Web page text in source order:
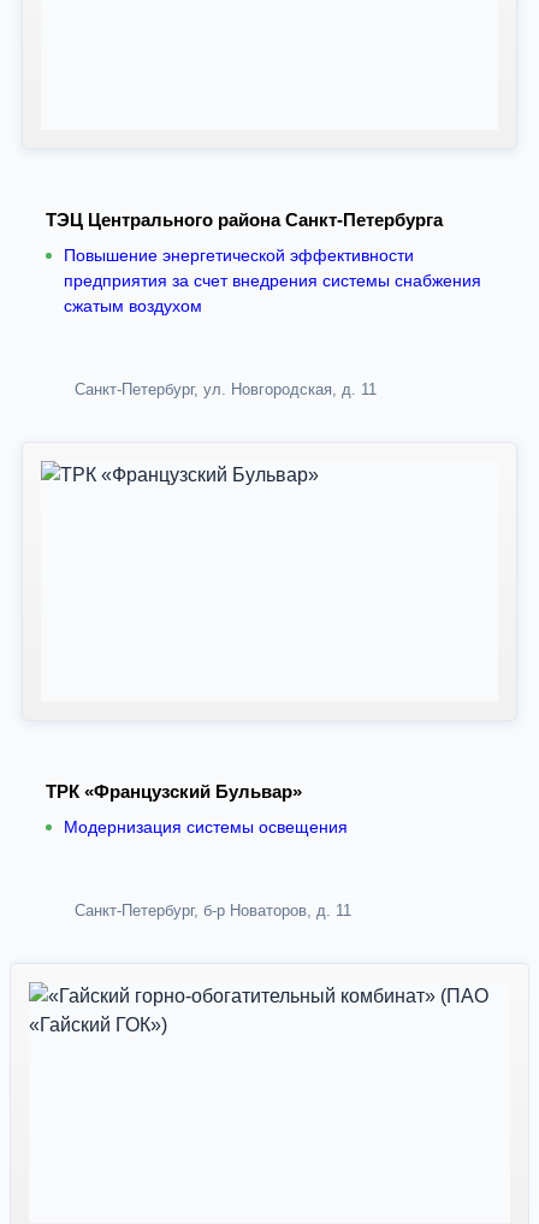
ТЭЦ Центрального района Санкт-Петербурга
Повышение энергетической эффективности
предприятия за счет внедрения системы снабжения
сжатым воздухом
Санкт-Петербург, ул. Новгородская, д. 11
ТРК «Французский Бульвар»
Модернизация системы освещения
Санкт-Петербург, б-р Новаторов, д. 11